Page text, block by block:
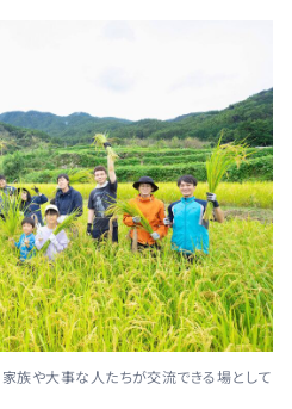
族や大事な人たちが交流できる場として